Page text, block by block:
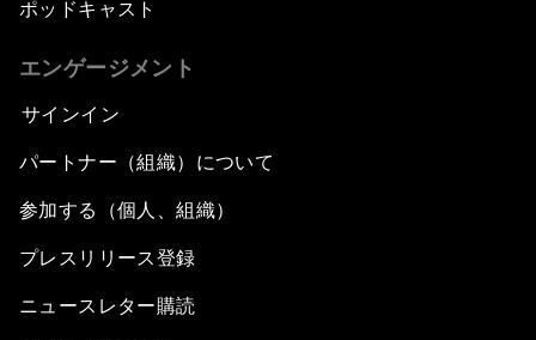
ポッドキャスト
エンゲージメント
サインイン
パートナー（組織）について
参加する（個人、組織）
プレスリリース登録
ニュースレター購読